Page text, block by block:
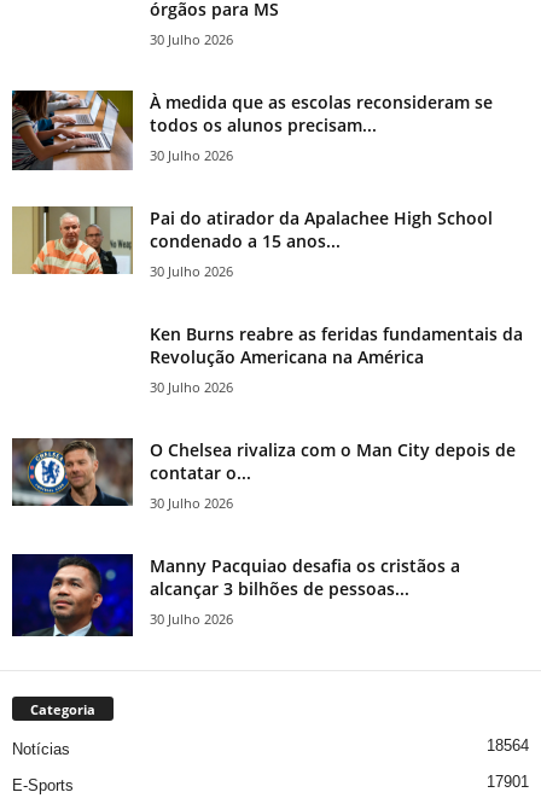
órgãos para MS
30 Julho 2026
À medida que as escolas reconsideram se
todos os alunos precisam...
30 Julho 2026
Pai do atirador da Apalachee High School
condenado a 15 anos...
30 Julho 2026
Ken Burns reabre as feridas fundamentais da
Revolução Americana na América
30 Julho 2026
O Chelsea rivaliza com o Man City depois de
contatar o...
30 Julho 2026
Manny Pacquiao desafia os cristãos a
alcançar 3 bilhões de pessoas...
30 Julho 2026
Categoria
Notícias 18564
E-Sports 17901